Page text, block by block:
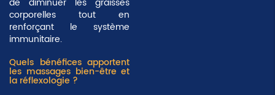
de diminuer les graisses
corporelles tout en
renforçant le système
immunitaire.
Quels bénéfices apportent
les massages bien-être et
la réflexologie ?